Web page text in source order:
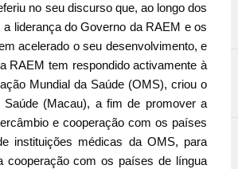
no seu discurso que, ao longo dos
liderança do Governo da RAEM e os
acelerado o seu desenvolvimento, e
RAEM tem respondido activamente à
Mundial da Saúde (OMS), criou o
Saúde (Macau), a fim de promover a
e cooperação com os países
instituições médicas da OMS, para
cooperação com os países de língua